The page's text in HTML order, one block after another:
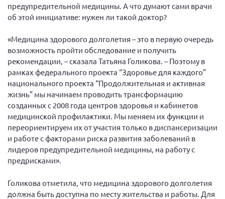
Вице-президент Груба Л.В.
Конференция ОООИБРС 2026
Конференция ОООИБРС 2025
Экспертный совет ОООИБРС 2025
Конференция ОООИБРС 2024
Конференция ОООИБРС 2023
Конференция ОООИБРС 2022
Конференция ОООИБРС 2021
Конференция ВСЭ 2021
Документы съездов
предупредительной медицины. А что думают сами врачи
об этой инициативе: нужен ли такой доктор?
«Медицина здорового долголетия – это в первую очередь
возможность пройти обследование и получить
рекомендации, – сказала Татьяна Голикова. – Поэтому в
рамках федерального проекта “Здоровье для каждого”
национального проекта “Продолжительная и активная
жизнь” мы начинаем проводить трансформацию
созданных с 2008 года центров здоровья и кабинетов
медицинской профилактики. Мы меняем их функции и
переориентируем их от участия только в диспансеризации
и работе с факторами риска развития заболеваний в
лидеров предупредительной медицины, на работу с
предрисками».
Голикова отметила, что медицина здорового долголетия
должна быть доступна по месту жительства и работы. Для